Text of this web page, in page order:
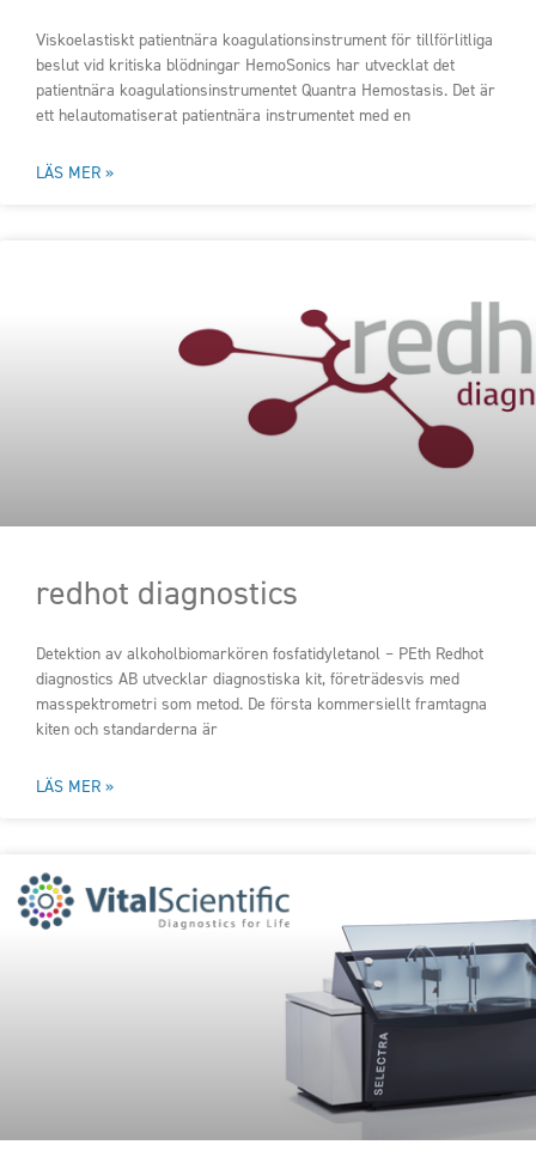
Viskoelastiskt patientnära koagulationsinstrument för tillförlitliga
beslut vid kritiska blödningar HemoSonics har utvecklat det
patientnära koagulationsinstrumentet Quantra Hemostasis. Det är
ett helautomatiserat patientnära instrumentet med en
LÄS MER »
redhot diagnostics
Detektion av alkoholbiomarkören fosfatidyletanol – PEth Redhot
diagnostics AB utvecklar diagnostiska kit, företrädesvis med
masspektrometri som metod. De första kommersiellt framtagna
kiten och standarderna är
LÄS MER »